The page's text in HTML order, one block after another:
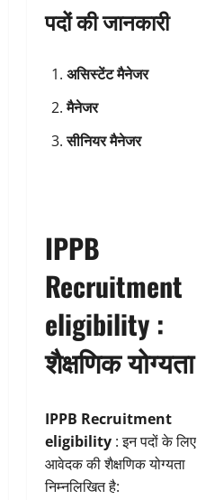
पदों की जानकारी
असिस्टेंट मैनेजर
मैनेजर
सीनियर मैनेजर
IPPB
Recruitment
eligibility :
शैक्षणिक योग्यता
IPPB Recruitment
eligibility : इन पदों के लिए
आवेदक की शैक्षणिक योग्यता
निम्नलिखित है: